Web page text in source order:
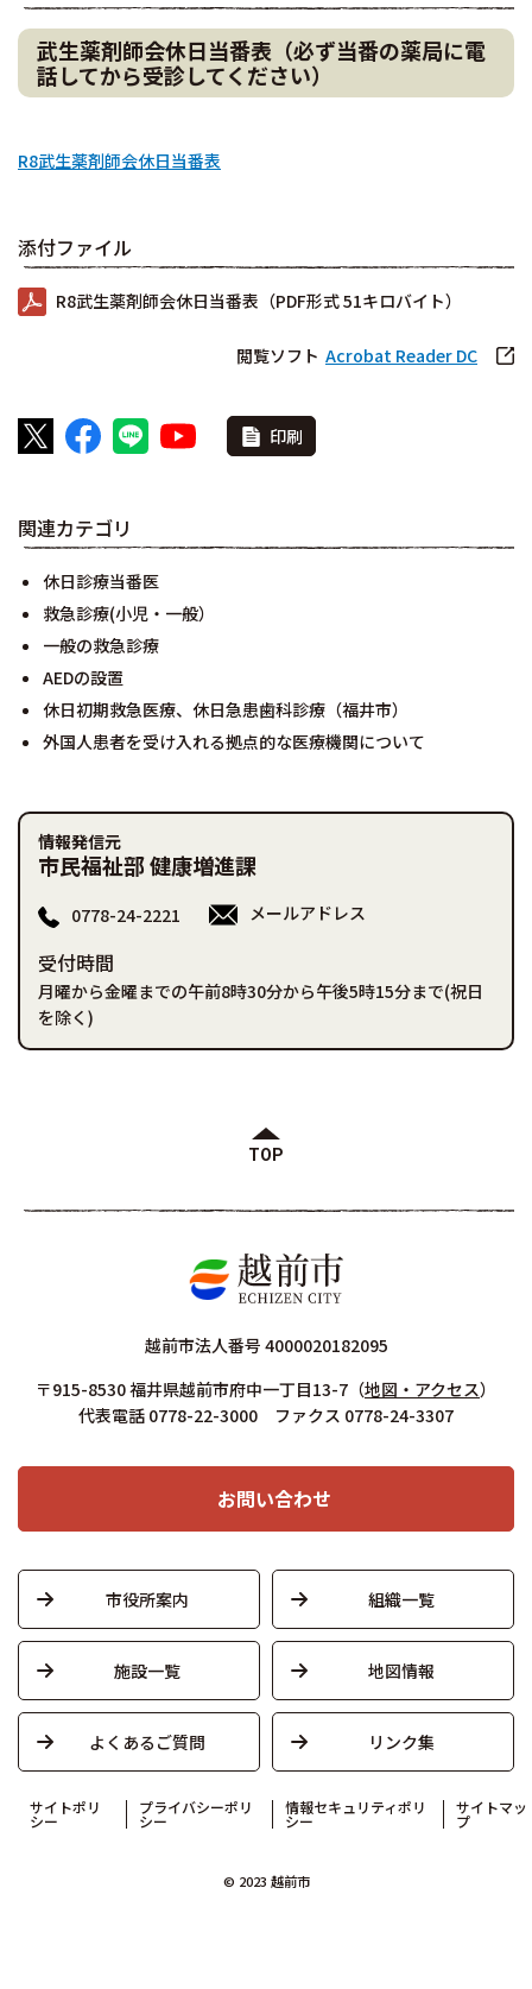
武生薬剤師会休日当番表（必ず当番の薬局に電
話してから受診してください）
R8武生薬剤師会休日当番表
添付ファイル
R8武生薬剤師会休日当番表（PDF形式 51キロバイト）
閲覧ソフト Acrobat Reader DC
印刷
関連カテゴリ
休日診療当番医
救急診療(小児・一般）
一般の救急診療
AEDの設置
休日初期救急医療、休日急患歯科診療（福井市）
外国人患者を受け入れる拠点的な医療機関について
情報発信元
市民福祉部 健康増進課
0778-24-2221 メールアドレス
受付時間
月曜から金曜までの午前8時30分から午後5時15分まで(祝日
を除く)
TOP
越前市法人番号 4000020182095
〒915-8530 福井県越前市府中一丁目13-7 （地図・アクセス）
代表電話 0778-22-3000 ファクス 0778-24-3307
お問い合わせ
市役所案内 組織一覧
施設一覧 地図情報
よくあるご質問 リンク集
サイトポリ
シー
プライバシーポリ
シー
情報セキュリティポリ
シー
サイトマッ
プ
© 2023 越前市